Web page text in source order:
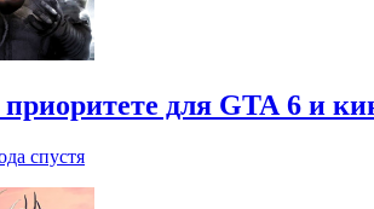
для GTA 6 и
спустя